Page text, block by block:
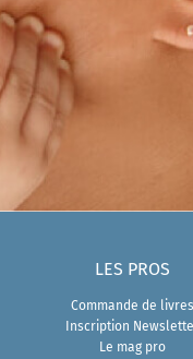
LES PROS
Commande de livres
Inscription
Le mag pro